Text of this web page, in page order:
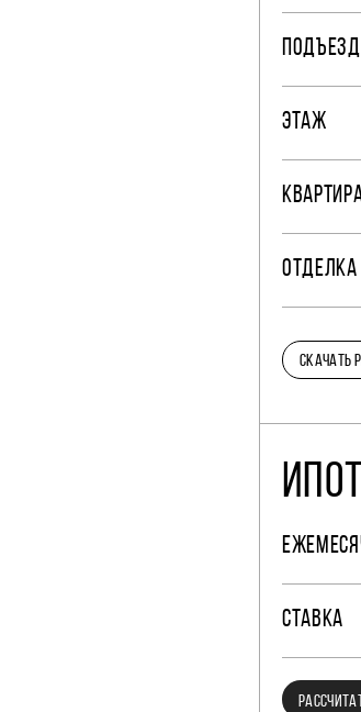
ПОДЪЕЗД
ЭТАЖ
ОТДЕЛКА
СКАЧАТЬ
СТАВКА